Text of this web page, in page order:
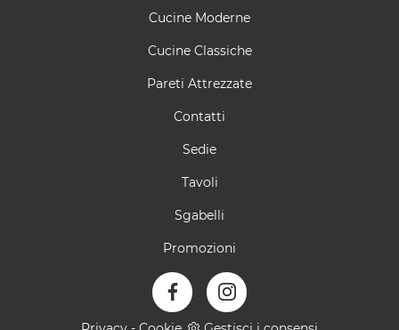
Cucine Moderne
Cucine Classiche
Pareti Attrezzate
Contatti
Sedie
Tavoli
Sgabelli
Promozioni